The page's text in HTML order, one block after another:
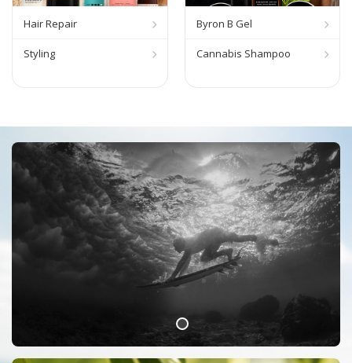
Hair Repair
Styling
Byron B Gel
Cannabis Shampoo